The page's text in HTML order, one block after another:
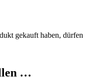
gekauft haben, dürfen
…